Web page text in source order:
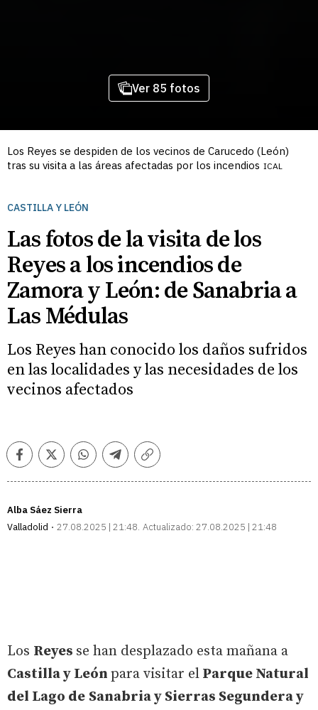
Ver 85 fotos
Los Reyes se despiden de los vecinos de Carucedo (León)
tras su visita a las áreas afectadas por los incendios ICAL
CASTILLA Y LEÓN
Las fotos de la visita de los
Reyes a los incendios de
Zamora y León: de Sanabria a
Las Médulas
Los Reyes han conocido los daños sufridos
en las localidades y las necesidades de los
vecinos afectados
FacebookTwitterWhatsappTelegramCopiar
Alba Sáez Sierra
Valladolid
27.08.2025 | 21:48 Actualizado: 27.08.2025 | 21:48
Los Reyes se han desplazado esta mañana a
Castilla y León para visitar el Parque Natural
del Lago de Sanabria y Sierras Segundera y